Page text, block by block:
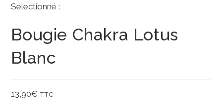
Sélectionné :
Bougie Chakra Lotus
Blanc
13,90€ TTC